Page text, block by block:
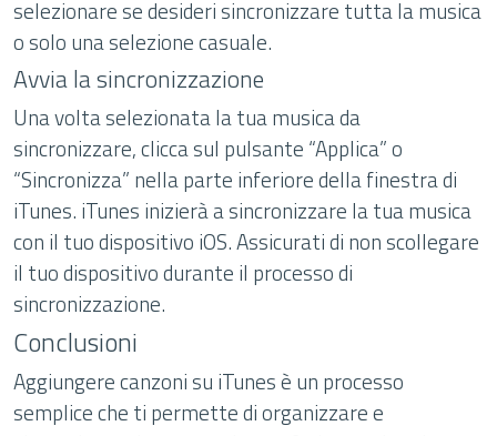
selezionare se desideri sincronizzare tutta la musica
o solo una selezione casuale.
Avvia la sincronizzazione
Una volta selezionata la tua musica da
sincronizzare, clicca sul pulsante “Applica” o
“Sincronizza” nella parte inferiore della finestra di
iTunes. iTunes inizierà a sincronizzare la tua musica
con il tuo dispositivo iOS. Assicurati di non scollegare
il tuo dispositivo durante il processo di
sincronizzazione.
Conclusioni
Aggiungere canzoni su iTunes è un processo
semplice che ti permette di organizzare e